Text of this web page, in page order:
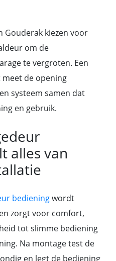
Gouderak kiezen voor
om de
te vergroten. Een
de opening
systeem samen dat
en gebruik.
alles van
bedieningwordt
zorgt voor comfort,
tot slimme bediening
Na montage test de
en legt de bediening